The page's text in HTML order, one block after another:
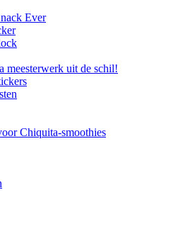
Ever
meesterwerk uit de schil!
Chiquita-smoothies